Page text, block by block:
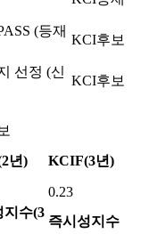
(등재
KCI후보
선정 (신
KCI후보
년) KCIF(3년)
0.23
지수(3
즉시성지수